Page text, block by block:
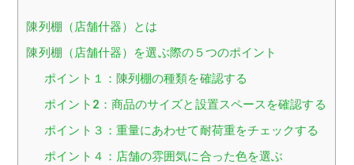
陳列棚（店舗什器）とは
陳列棚（店舗什器）を選ぶ際の５つのポイント
ポイント１：陳列棚の種類を確認する
ポイント2：商品のサイズと設置スペースを確認する
ポイント３：重量にあわせて耐荷重をチェックする
ポイント４：店舗の雰囲気に合った色を選ぶ